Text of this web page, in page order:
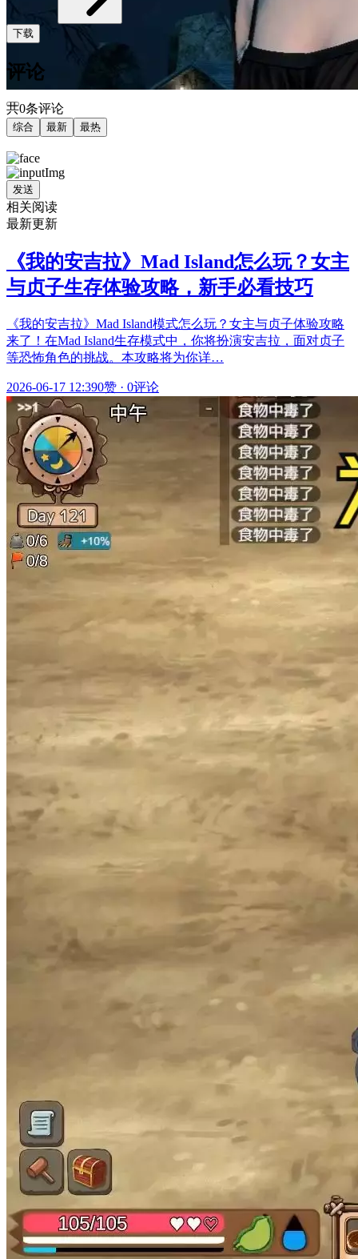
下载
评论
共0条评论
综合 最新 最热
发送
相关阅读
最新更新
《我的安吉拉》Mad Island怎么玩？女主
与贞子生存体验攻略，新手必看技巧
《我的安吉拉》Mad Island模式怎么玩？女主与贞子体验攻略
来了！在Mad Island生存模式中，你将扮演安吉拉，面对贞子
等恐怖角色的挑战。本攻略将为你详…
2026-06-17 12:390赞 · 0评论